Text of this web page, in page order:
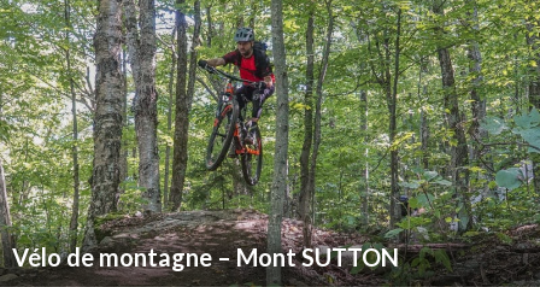
Vélo de montagne – Mont SUTTON